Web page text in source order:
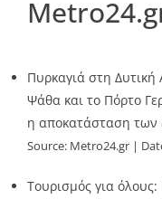
Πυρκαγιά στη Δυτική
Ψάθα και το Πόρτο
η αποκατάσταση των
Source: Metro24.gr
Τουρισμός για